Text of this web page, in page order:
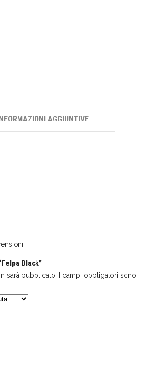
AGGIUNTIVE
Black”
sarà pubblicato.
I campi obbligatori sono